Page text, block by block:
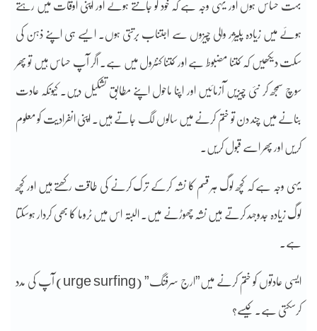
بہت حساس ہوں اور یہی وجہ ہے کہ خود کو جانتے ہوئے اور اپنی اوقات میں رہتے
ہوئے میں زیادہ پلیژر والی چیزوں سے اجتناب برتتی ہوں۔ ایسے ہی اپنے ذہن کی
سکت دیکھیں کہ کتنا مضبوط ہے اور کتنا کنٹرول میں ہے۔ اگر آپ حساس ہیں تو پھر
سوچ سمجھ کر نئی چیزیں آزمائیں اور اپنا ماحول اپنے مطابق تشکیل دیں۔ کیونکہ عادت
بنانے میں چند دن تو ختم کرنے میں سالوں لگ جاتے ہیں۔ اپنی انفرادیت کو معلوم
کریں اور پھر اسے قبول کریں۔
یہی وجہ ہے کہ کچھ لوگ ہر قسم کا نشہ کرکے ترک کرنے کی طاقت رکھتے ہیں اور کچھ
لوگ زیادہ جدوجہد کرتے ہیں نشہ چھوڑنے میں۔ البتہ اس میں ٹروما کا بھی کردار ہوسکتا
ہے۔
ایسی عادتوں کو ختم کرنے میں”ارج سرفنگ” (urge surfing) آپ کی مدد
کرسکتی ہے۔ کیسے؟